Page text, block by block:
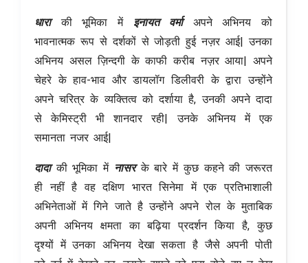
धाराकी भूमिका में इनायत वर्मा अपने अभिनय को
भावनात्मक रूप से दर्शकों से जोड़ती हुई नज़र आई| उनका
अभिनय असल ज़िन्दगी के काफी करीब नज़र आया| अपने
चेहरे के हाव-भाव और डायलॉग डिलीवरी के द्वारा उन्होंने
अपने चरित्र के व्यक्तित्व को दर्शाया है, उनकी अपने दादा
से केमिस्ट्री भी शानदार रही| उनके अभिनय में एक
समानता नजर आई|
दादाकी भूमिका में नासरके बारे में कुछ कहने की जरूरत
ही नहीं है वह दक्षिण भारत सिनेमा में एक प्रतिभाशाली
अभिनेताओं में गिने जाते है उन्होंने अपने रोल के मुताबिक
अपनी अभिनय क्षमता का बढ़िया प्रदर्शन किया है, कुछ
दृश्यों में उनका अभिनय देखा सकता है जैसे अपनी पोती